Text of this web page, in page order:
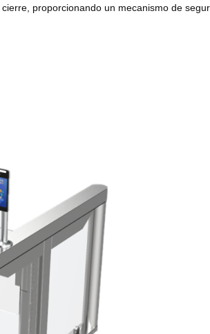
proporcionando un mecanismo de